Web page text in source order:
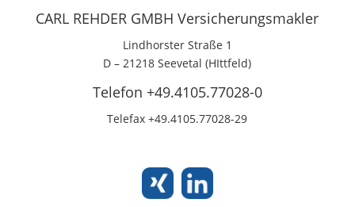
CARL REHDER GMBH Versicherungsmakler
Lindhorster Straße 1
D – 21218 Seevetal (HIttfeld)
Telefon +49.4105.77028-0
Telefax +49.4105.77028-29